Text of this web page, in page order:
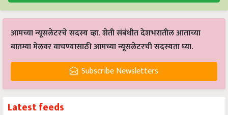
आमच्या न्यूसलेटरचे सदस्य व्हा. शेती संबंधीत देशभरातील आताच्या
बातम्या मेलवर वाचण्यासाठी आमच्या न्यूसलेटरची सदस्यता घ्या.
Subscribe Newsletters
Latest feeds